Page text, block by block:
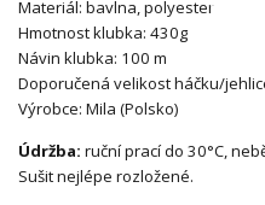
Materiál: bavlna, polyester
Hmotnost klubka: 430g
Návin klubka: 100 m
Doporučená velikost háčku/
Výrobce: Mila (Polsko)
Údržba: ruční prací do 30°C,
Sušit nejlépe rozložené.